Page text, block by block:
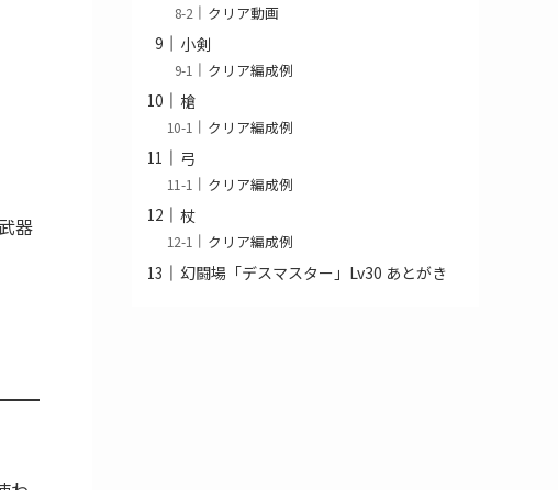
クリア動画
小剣
クリア編成例
槍
クリア編成例
弓
クリア編成例
杖
クリア編成例
幻闘場「デスマスター」Lv30 あとがき